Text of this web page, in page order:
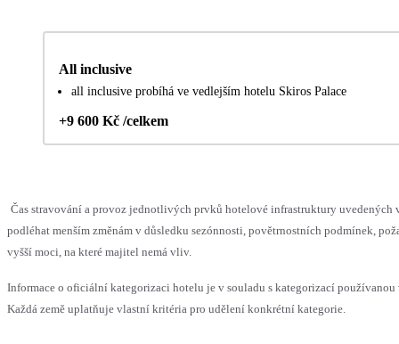
All inclusive
all inclusive probíhá ve vedlejším hotelu Skiros Palace
+9 600 Kč /celkem
Čas stravování a provoz jednotlivých prvků hotelové infrastruktury uvedených
podléhat menším změnám v důsledku sezónnosti, povětrnostních podmínek,
vyšší moci, na které majitel nemá vliv.
Informace o oficiální kategorizaci hotelu je v souladu s kategorizací používanou
Každá země uplatňuje vlastní kritéria pro udělení konkrétní kategorie.